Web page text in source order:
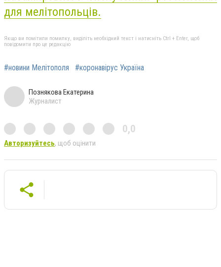
для мелітопольців.
Якщо ви помітили помилку, виділіть необхідний текст і натисніть Ctrl + Enter, щоб
повідомити про це редакцію
#новини Мелітополя #коронавірус Україна
Познякова Екатерина
Журналист
0,0
Авторизуйтесь, щоб оцінити